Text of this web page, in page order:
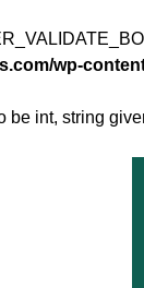
wp-
be int, string